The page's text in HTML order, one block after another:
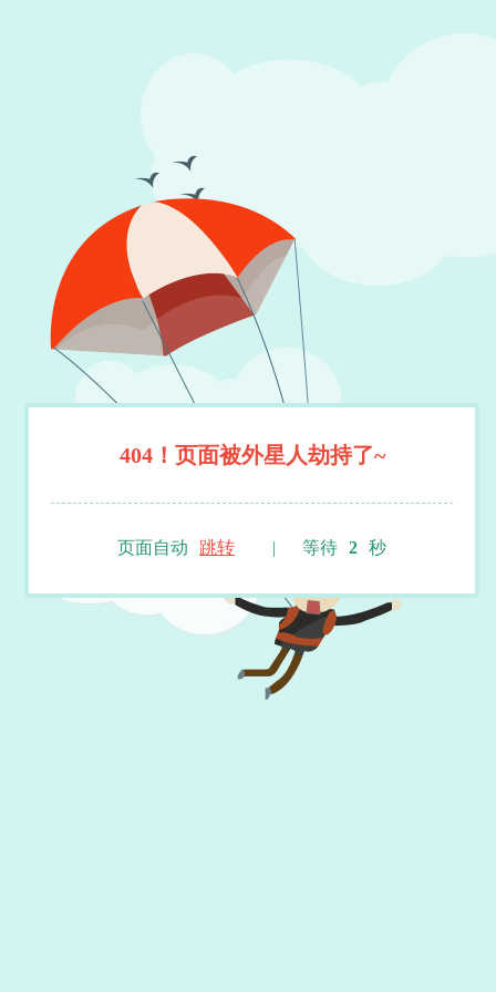
404！页面被外星人劫持了~
页面自动 跳转 | 等待 2 秒